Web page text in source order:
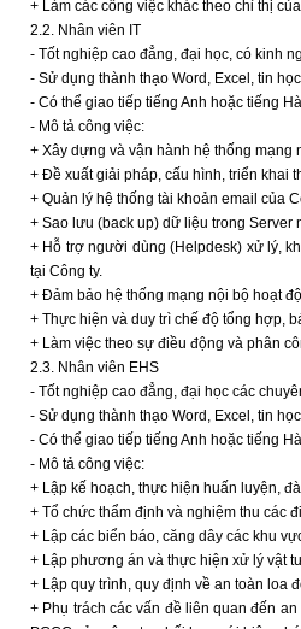
+ Làm các công việc khác theo chỉ thị
2.2. Nhân viên IT
- Tốt nghiệp cao đẳng, đại học, có kinh
- Sử dụng thành thạo Word, Excel, tin
- Có thể giao tiếp tiếng Anh hoặc tiếng
- Mô tả công việc:
+ Xây dựng và vận hành hệ thống mạng
+ Đề xuất giải pháp, cấu hình, triển khai
+ Quản lý hệ thống tài khoản email của
+ Sao lưu (back up) dữ liệu trong Server
+ Hỗ trợ người dùng (Helpdesk) xử lý,
tại Công ty.
+ Đảm bảo hệ thống mạng nội bộ hoạt
+ Thực hiện và duy trì chế độ tổng hợp,
+ Làm việc theo sự điều động và phân
2.3. Nhân viên EHS
- Tốt nghiệp cao đẳng, đại học các
- Sử dụng thành thạo Word, Excel, tin
- Có thể giao tiếp tiếng Anh hoặc tiếng
- Mô tả công việc:
+ Lập kế hoạch, thực hiện huấn luyện,
+ Tổ chức thẩm định và nghiệm thu các
+ Lập các biển báo, căng dây các khu
+ Lập phương án và thực hiện xử lý vật
+ Lập quy trình, quy định về an toàn loa
+ Phụ trách các vấn đề liên quan đến